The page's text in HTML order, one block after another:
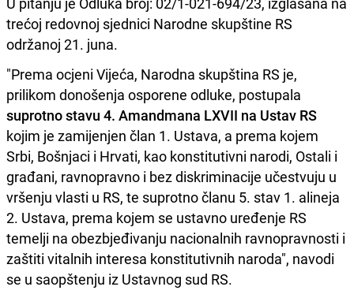
trećoj redovnoj sjednici Narodne skupštine RS
održanoj 21. juna.
"Prema ocjeni Vijeća, Narodna skupština RS je,
prilikom donošenja osporene odluke, postupala
suprotno stavu 4. Amandmana LXVII na Ustav RS
kojim je zamijenjen član 1. Ustava, a prema kojem
Srbi, Bošnjaci i Hrvati, kao konstitutivni narodi, Ostali i
građani, ravnopravno i bez diskriminacije učestvuju u
vršenju vlasti u RS, te suprotno članu 5. stav 1. alineja
2. Ustava, prema kojem se ustavno uređenje RS
temelji na obezbjeđivanju nacionalnih ravnopravnosti i
zaštiti vitalnih interesa konstitutivnih naroda", navodi
se u saopštenju iz Ustavnog sud RS.